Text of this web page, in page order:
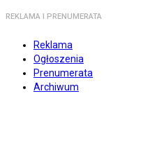
REKLAMA I PRENUMERATA
Reklama
Ogłoszenia
Prenumerata
Archiwum